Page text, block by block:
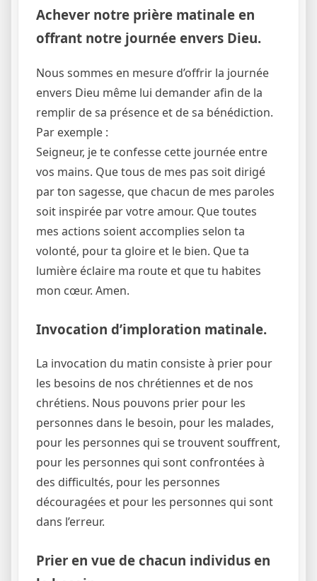
Achever notre prière matinale en
offrant notre journée envers Dieu.
Nous sommes en mesure d’offrir la journée
envers Dieu même lui demander afin de la
remplir de sa présence et de sa bénédiction.
Par exemple :
Seigneur, je te confesse cette journée entre
vos mains. Que tous de mes pas soit dirigé
par ton sagesse, que chacun de mes paroles
soit inspirée par votre amour. Que toutes
mes actions soient accomplies selon ta
volonté, pour ta gloire et le bien. Que ta
lumière éclaire ma route et que tu habites
mon cœur. Amen.
Invocation d’imploration matinale.
La invocation du matin consiste à prier pour
les besoins de nos chrétiennes et de nos
chrétiens. Nous pouvons prier pour les
personnes dans le besoin, pour les malades,
pour les personnes qui se trouvent souffrent,
pour les personnes qui sont confrontées à
des difficultés, pour les personnes
découragées et pour les personnes qui sont
dans l’erreur.
Prier en vue de chacun individus en